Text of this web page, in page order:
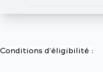
Conditions d’éligibilité :